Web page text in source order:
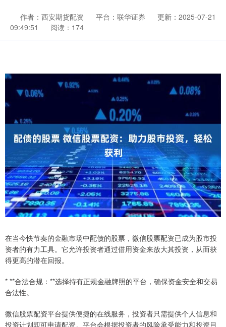
作者：西安期货配资 平台：联华证券
更新：2025-07-21
09:49:51
阅读：174
在当今快节奏的金融市场中配债的股票，微信股票配资已成为股市投
资者的有力工具。它允许投资者通过借用资金来放大其投资，从而获
得更高的潜在回报。
* **合法合规：**选择持有正规金融牌照的平台，确保资金安全和交易
合法性。
微信股票配资平台提供便捷的在线服务，投资者只需提供个人信息和
投资计划即可申请配资。平台会根据投资者的风险承受能力和投资目